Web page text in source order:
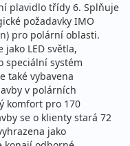
plavidlo třídy 6. Splňuje
požadavky IMO
pro polární oblasti.
LED světla,
speciální systém
také vybavena
v polárních
komfort pro 170
se o klienty stará 72
jako